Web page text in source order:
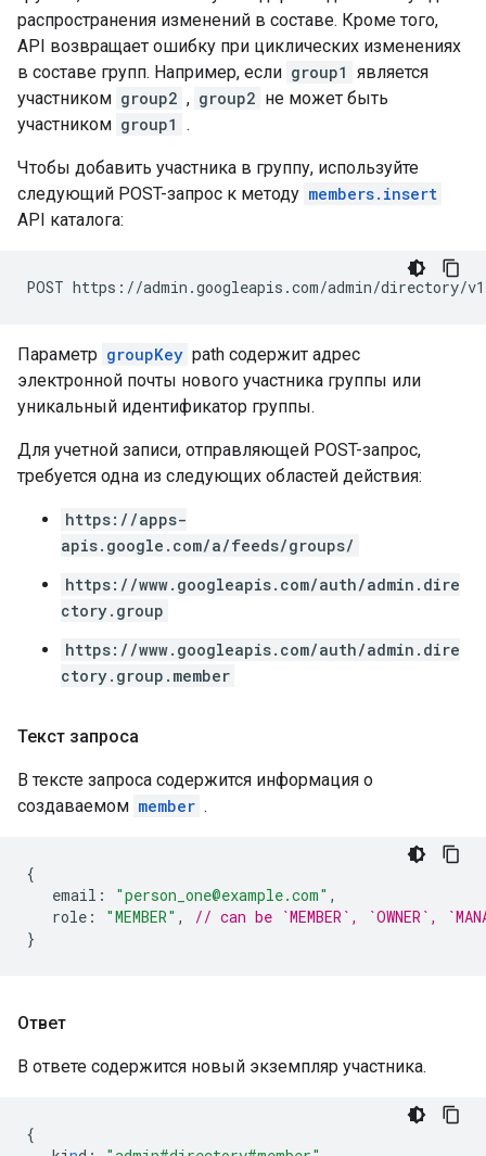
распространения изменений в составе. Кроме того,
API возвращает ошибку при циклических изменениях
в составе групп. Например, если group1 является
участником group2 , group2 не может быть
участником group1 .
Чтобы добавить участника в группу, используйте
следующий POST-запрос к методу members.insert
API каталога:
Параметр groupKey path содержит адрес
электронной почты нового участника группы или
уникальный идентификатор группы.
Для учетной записи, отправляющей POST-запрос,
требуется одна из следующих областей действия:
https://apps-
apis.google.com/a/feeds/groups/
https://www.googleapis.com/auth/admin.dire
ctory.group
https://www.googleapis.com/auth/admin.dire
ctory.group.member
Текст запроса
В тексте запроса содержится информация о
создаваемом member .
{
email : "person_one@example.com" ,
role : "MEMBER" ,
// can be `MEMBER`, `OWNER`,
}
Ответ
В ответе содержится новый экземпляр участника.
{